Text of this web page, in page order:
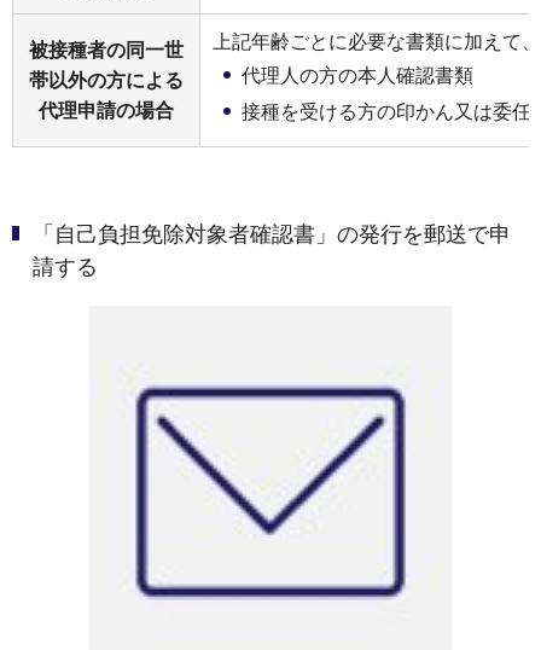
被接種者の同一世
帯以外の方による
代理申請の場合
上記年齢ごとに必要な書類に加えて、
代理人の方の本人確認書類
接種を受ける方の印かん又は委任
「自己負担免除対象者確認書」の発行を郵送で申
請する